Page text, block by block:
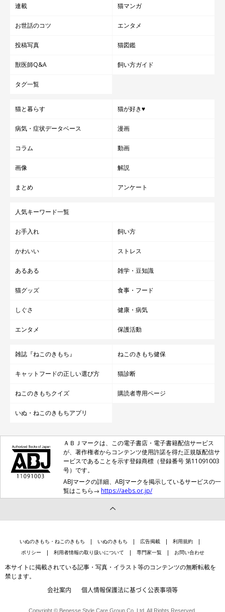
連載 猫マンガ
お世話のコツ エンタメ
投稿写真 猫図鑑
獣医師Q&A 飼い方ガイド
タグ一覧
猫と暮らす 猫が好き♥
病気・症状データベース 漫画
コラム 動画
画像 解説
まとめ アンケート
人気キーワード一覧
お手入れ 飼い方
かわいい ストレス
あるある 雑学・豆知識
猫グッズ 食事・フード
しぐさ 健康・病気
エンタメ 保護活動
雑誌『ねこのきもち』 ねこのきもち健保
キャットフードの正しい選び方 猫診断
ねこのきもちクイズ 購読者専用ページ
いぬ・ねこのきもちアプリ
ＡＢＪマークは、この電子書店・電子書籍配信サービス
が、著作権者からコンテンツ使用許諾を得た正規版配信サ
ービスであることを示す登録商標（登録番号 第11091003
号）です。
ABJマークの詳細、ABJマークを掲示しているサービスの一
覧はこちら→ https://aebs.or.jp/
いぬのきもち・ねこのきもち いぬのきもち 広告掲載
利用規約
ポリシー
利用者情報の取り扱いについて 専門家一覧 お問い合わせ
本サイトに掲載されている記事・写真・イラスト等のコンテンツの無断転載を
禁じます。
会社案内 個人情報保護法に基づく公表事項等
Copyright © Benesse Style Care Group Co.,Ltd. All Rights Reserved.